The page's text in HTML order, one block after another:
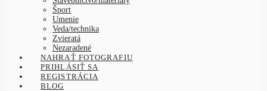
Šport
Umenie
Veda/technika
Zvieratá
Nezaradené
NAHRAŤ FOTOGRAFIU
PRIHLÁSIŤ SA
REGISTRÁCIA
BLOG